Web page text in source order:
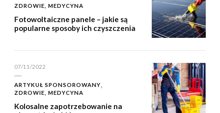
ZDROWIE, MEDYCYNA
Fotowoltaiczne panele – jakie są
popularne sposoby ich czyszczenia
07/11/2022
ARTYKUŁ SPONSOROWANY
ZDROWIE, MEDYCYNA
Kolosalne zapotrzebowanie na